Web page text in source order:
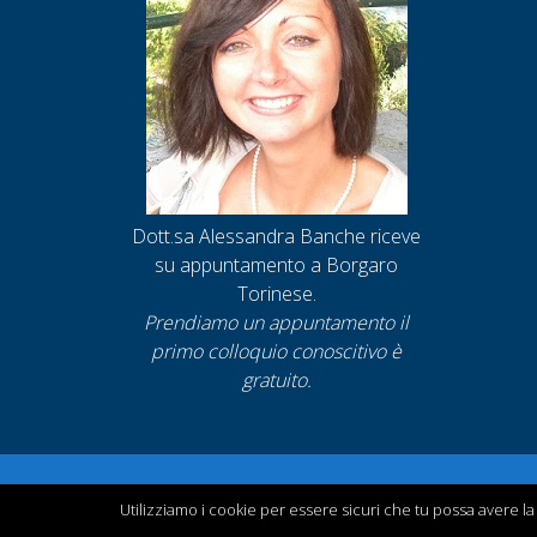
Dott.sa Alessandra Banche riceve
su appuntamento a Borgaro
Torinese.
Prendiamo un appuntamentoil
primo colloquio conoscitivo è
gratuito.
Utilizziamo i cookie per essere sicuri che tu possa avere